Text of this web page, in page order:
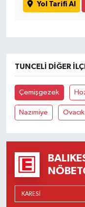
Yol Tarifi Al
TUNCELI DIĞER
Çemişgezek
Nazımiye Ovacık
Kepsut
MANŞET
Manyas
OTOMOTİV